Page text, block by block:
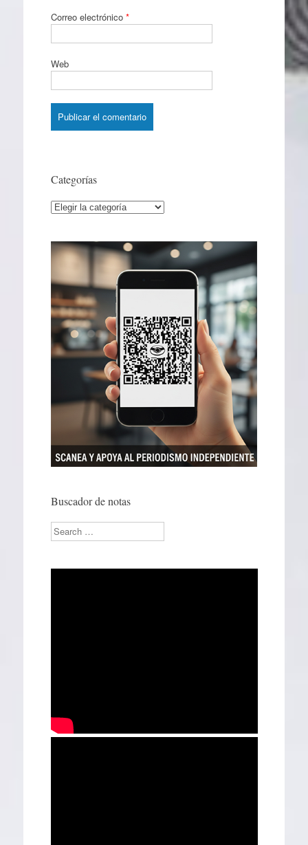
Correo electrónico *
Web
Categorías
Categorías
Buscador de notas
Search